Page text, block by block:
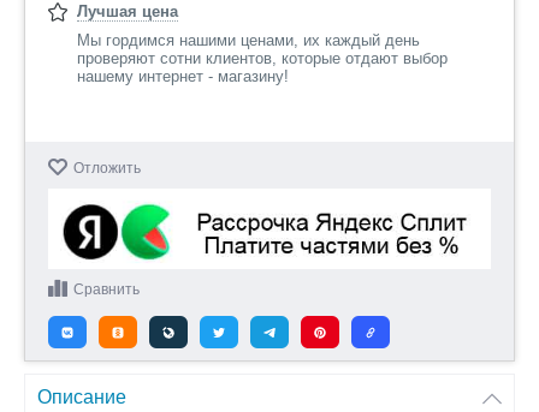
Лучшая цена
Мы гордимся нашими ценами, их каждый день
проверяют сотни клиентов, которые отдают выбор
нашему интернет - магазину!
Отложить
Сравнить
Описание